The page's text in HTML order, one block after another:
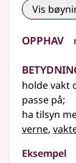
Vis
Opphav
holde vakt
passe på;
ha tilsyn
verne,
Eksempel